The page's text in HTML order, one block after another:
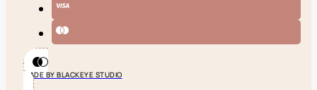
MADE BY BLACKEYE STUDIO